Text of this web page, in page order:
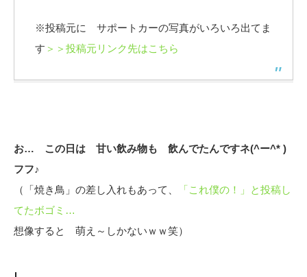
※投稿元に サポートカーの写真がいろいろ出てま
す ＞＞投稿元リンク先はこちら
お… この日は 甘い飲み物も 飲んでたんですネ(^ー^* )
フフ♪
（「焼き鳥」の差し入れもあって、
「これ僕の！」と投稿し
てたボゴミ…
想像すると 萌え～しかないｗｗ笑）